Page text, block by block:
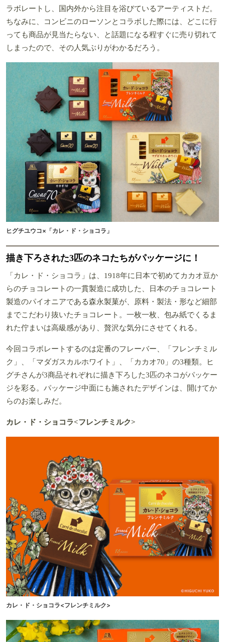
ラボレートし、国内外から注目を浴びているアーティストだ。
ちなみに、コンビニのローソンとコラボした際には、どこに行
っても商品が見当たらない、と話題になる程すぐに売り切れて
しまったので、その人気ぶりがわかるだろう。
ヒグチユウコ×「カレ・ド・ショコラ」
描き下ろされた3匹のネコたちがパッケージに！
「カレ・ド・ショコラ」は、1918年に日本で初めてカカオ豆か
らのチョコレートの一貫製造に成功した、日本のチョコレート
製造のパイオニアである森永製菓が、原料・製法・形など細部
までこだわり抜いたチョコレート。一枚一枚、包み紙でくるま
れた佇まいは高級感があり、贅沢な気分にさせてくれる。
今回コラボレートするのは定番のフレーバー、「フレンチミル
ク」、「マダガスカルホワイト」、「カカオ70」の3種類。ヒ
グチさんが3商品それぞれに描き下ろした3匹のネコがパッケー
ジを彩る。パッケージ中面にも施されたデザインは、開けてか
らのお楽しみだ。
カレ・ド・ショコラ<フレンチミルク>
カレ・ド・ショコラ<フレンチミルク>